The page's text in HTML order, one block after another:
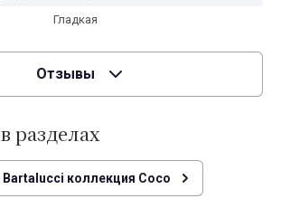
Гладкая
Отзывы
разделах
коллекция Coco